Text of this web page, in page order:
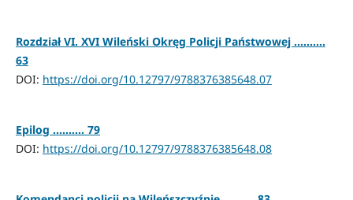
Rozdział VI. XVI Wileński Okręg Policji Państwowej ..........
63
DOI: https://doi.org/10.12797/9788376385648.07
Epilog .......... 79
DOI: https://doi.org/10.12797/9788376385648.08